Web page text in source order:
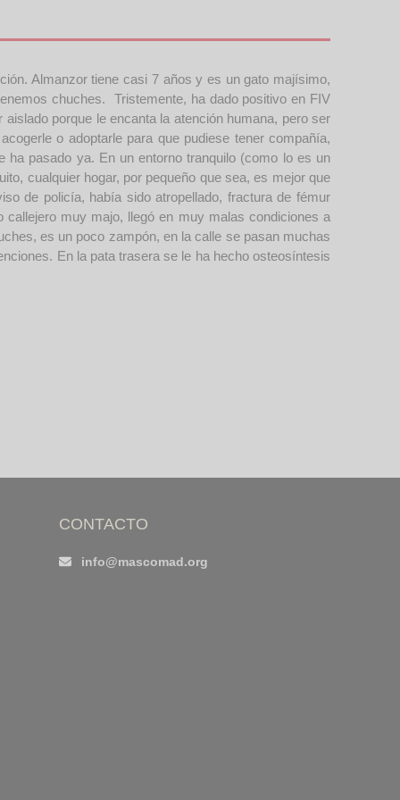
Almanzor tiene casi 7 años y es un gato majísimo,
chuches. Tristemente, ha dado positivo en FIV
porque le encanta la atención humana, pero ser
o adoptarle para que pudiese tener compañía,
ha pasado ya. En un entorno tranquilo (como lo es un
cualquier hogar, por pequeño que sea, es mejor que
de policía, había sido atropellado, fractura de fémur
muy majo, llegó en muy malas condiciones a
es un poco zampón, en la calle se pasan muchas
En la pata trasera se le ha hecho osteosíntesis
CONTACTO
info@mascomad.org